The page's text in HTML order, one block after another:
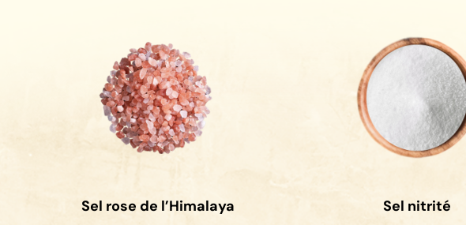
Sel rose de l’Himalaya Sel nitrité